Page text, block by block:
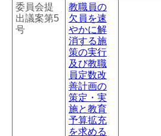
委員会提
出議案第5
号
教職員の
欠員を速
やかに解
消する施
策の実行
及び教職
員定数改
善計画の
策定・実
施と教育
予算拡充
を求める